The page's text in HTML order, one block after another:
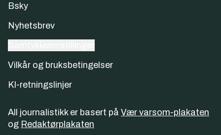
Bsky
Nyhetsbrev
Vilkår og bruksbetingelser
KI-retningslinjer
All journalistikk er basert på Vær varsom-plakaten
og Redaktørplakaten